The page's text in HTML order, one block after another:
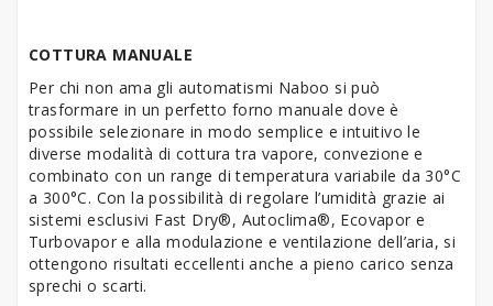
COTTURA MANUALE
Per chi non ama gli automatismi Naboo si può
trasformare in un perfetto forno manuale dove è
possibile selezionare in modo semplice e intuitivo le
diverse modalità di cottura tra vapore, convezione e
combinato con un range di temperatura variabile da 30°C
a 300°C. Con la possibilità di regolare l’umidità grazie ai
sistemi esclusivi Fast Dry®, Autoclima®, Ecovapor e
Turbovapor e alla modulazione e ventilazione dell’aria, si
ottengono risultati eccellenti anche a pieno carico senza
sprechi o scarti.